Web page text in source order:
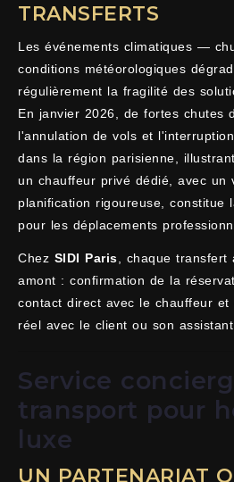
TRANSFERTS
Les événements climatiques —
conditions météorologiques
régulièrement la fragilité des
En janvier 2026, de fortes chutes
l'annulation de vols et
dans la région parisienne,
un chauffeur privé dédié, avec un
planification rigoureuse, constitue
pour les déplacements
Chez SIDI Paris , chaque
amont : confirmation de la
contact direct avec le chauffeur et
réel avec le client ou son assistant.
Service
transport pour
luxe
UN PARTENARIAT